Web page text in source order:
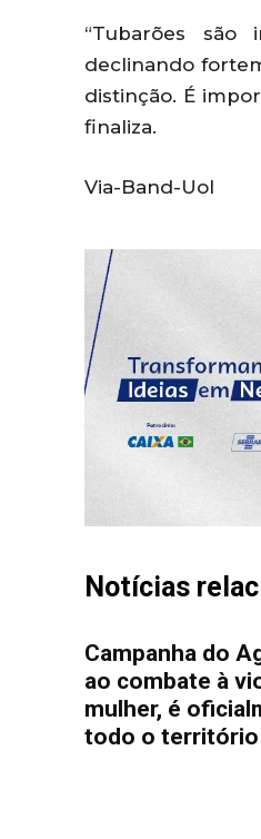
“Tubarões são
declinando
distinção. É
finaliza.
Via-Band-Uol
Notícias
Campanha do
ao combate à
mulher, é
todo o território